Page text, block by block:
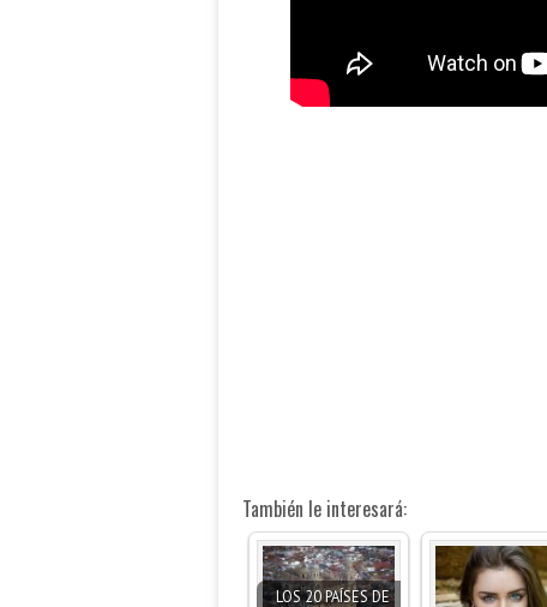
También le interesará:
LOS 20 PAÍSES DE